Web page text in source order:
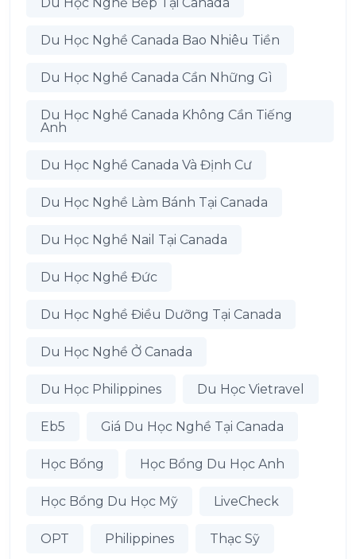
Du Học Nghề Canada Bao Nhiêu Tiền
Du Học Nghề Canada Cần Những Gì
Du Học Nghề Canada Không Cần Tiếng
Anh
Du Học Nghề Canada Và Định Cư
Du Học Nghề Làm Bánh Tại Canada
Du Học Nghề Nail Tại Canada
Du Học Nghề Đức
Du Học Nghề Điều Dưỡng Tại Canada
Du Học Nghề Ở Canada
Du Học Philippines Du Học Vietravel
Eb5 Giá Du Học Nghề Tại Canada
Học Bổng Học Bổng Du Học Anh
Học Bổng Du Học Mỹ LiveCheck
OPT Philippines Thạc Sỹ